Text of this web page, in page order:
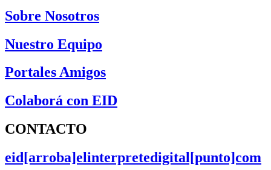
Sobre Nosotros
Nuestro Equipo
Portales Amigos
Colaborá con EID
CONTACTO
eid[arroba]elinterpretedigital[punto]com